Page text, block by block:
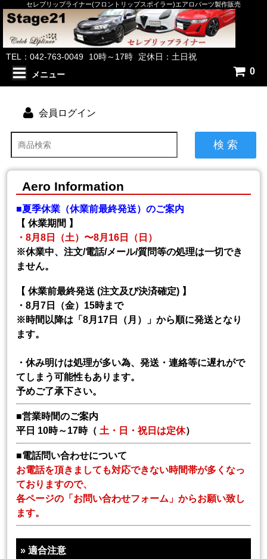
セレブリップライナー(フロントリップスポイラー)エアロパーツ製作販売
TEL：042-763-0049 10時～17時 定休日：土日祝
メニュー 0
会員ログイン
検 索
Aero Information
■夏季休業（休業前最終発送）のご案内
【 休業期間 】
・8月8日（土）〜8月16日（日）
※休業中、注文/電話/メール/質問等の処理は一切でき
ません。
【 休業前最終発送 (注文及び決済確定) 】
・8月7日（金）15時まで
※時間以降は「8月17日（月）」から順に発送となり
ます。
・休み明けは処理が多い為、発送・連絡等に遅れがで
てしまう可能性もあります。
予めご了承下さい。
■営業時間のご案内
平日 10時～17時（ 土・日・祝日は定休）
■電話問い合わせについて
お電話を頂きましても対応できない時間帯が多くなっ
ておりますので、
各ページの「お問い合わせフォーム」からお願い致し
ます。
»適合注意